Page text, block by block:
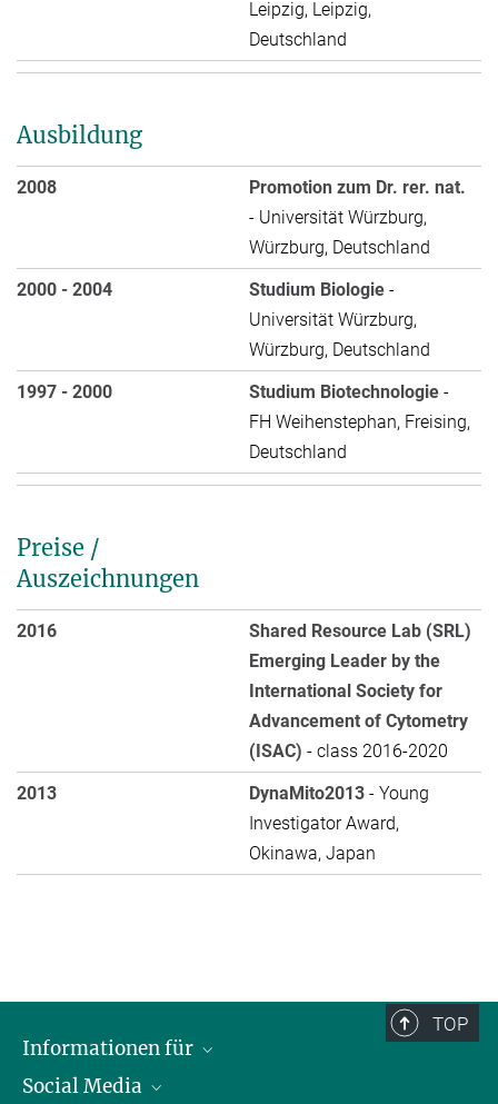
Leipzig, Leipzig,
Deutschland
Ausbildung
2008
Promotion zum Dr. rer. nat.
- Universität Würzburg,
Würzburg, Deutschland
2000 - 2004
Studium Biologie -
Universität Würzburg,
Würzburg, Deutschland
1997 - 2000
Studium Biotechnologie -
FH Weihenstephan, Freising,
Deutschland
Preise /
Auszeichnungen
2016
Shared Resource Lab (SRL)
Emerging Leader by the
International Society for
Advancement of Cytometry
(ISAC) - class 2016-2020
2013
DynaMito2013 - Young
Investigator Award,
Okinawa, Japan
TOP
Informationen für
Bewerbende
Social Media